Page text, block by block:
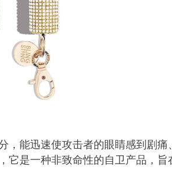
能迅速使攻击者的眼睛感到剧痛
是一种非致命性的自卫产品，